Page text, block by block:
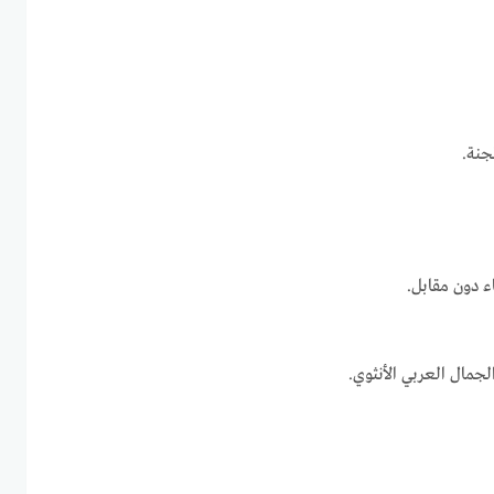
دون مقابل.
العربي الأنثوي.